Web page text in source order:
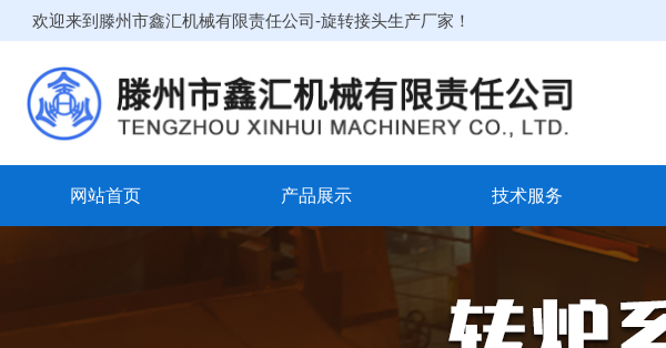
欢迎来到滕州市鑫汇机械有限责任公司-旋转接头生产厂家！
网站首页 产品展示 技术服务